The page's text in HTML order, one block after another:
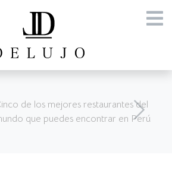
SURREALISMO SEGÚN STARCK